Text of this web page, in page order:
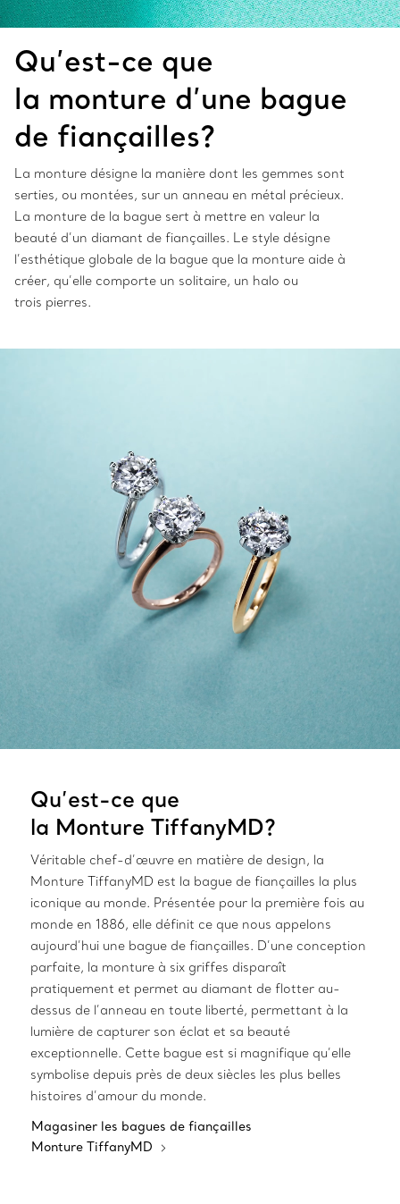
Qu’est-ce que
la monture d’une bague
de fiançailles?
La monture désigne la manière dont les gemmes sont
serties, ou montées, sur un anneau en métal précieux.
La monture de la bague sert à mettre en valeur la
beauté d’un diamant de fiançailles. Le style désigne
l’esthétique globale de la bague que la monture aide à
créer, qu’elle comporte un solitaire, un halo ou
trois pierres.
Qu’est-ce que
la Monture TiffanyMD?
Véritable chef-d’œuvre en matière de design, la
Monture TiffanyMD est la bague de fiançailles la plus
iconique au monde. Présentée pour la première fois au
monde en 1886, elle définit ce que nous appelons
aujourd’hui une bague de fiançailles. D’une conception
parfaite, la monture à six griffes disparaît
pratiquement et permet au diamant de flotter au-
dessus de l’anneau en toute liberté, permettant à la
lumière de capturer son éclat et sa beauté
exceptionnelle. Cette bague est si magnifique qu’elle
symbolise depuis près de deux siècles les plus belles
histoires d’amour du monde.
Magasiner les bagues de fiançailles
Monture TiffanyMD